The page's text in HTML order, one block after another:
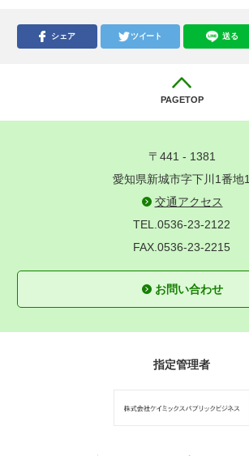
シェア ツイート 送る
PAGETOP
〒441 - 1381
愛知県新城市字下川1番地1
交通アクセス
TEL.0536-23-2122
FAX.0536-23-2215
お問い合わせ
指定管理者